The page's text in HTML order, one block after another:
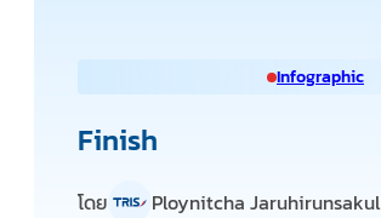
Infographic
Finish
โดย
Ploynitcha Jaruhirunsakul